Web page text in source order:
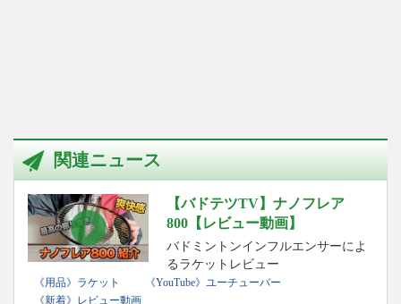
関連ニュース
【バドテツTV】ナノフレア
800【レビュー動画】
バドミントンインフルエンサーによ
るラケットレビュー
《用品》ラケット
《YouTube》ユーチューバー
《新着》レビュー動画